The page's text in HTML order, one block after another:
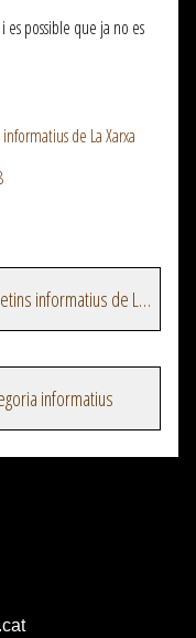
es possible que ja no es
de La Xarxa
Veure més episodis del programa Butlletins informatius de La Xarxa
informatius